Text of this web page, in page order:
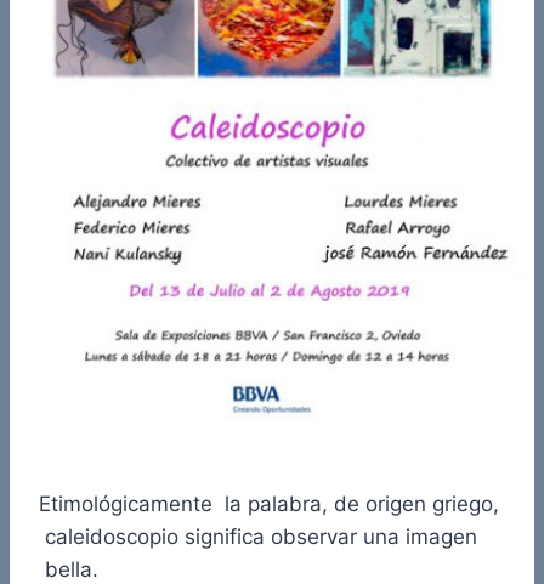
Etimológicamente la palabra, de origen griego,
caleidoscopio significa observar una imagen
bella.